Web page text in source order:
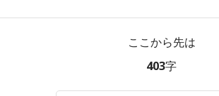
ここから先は
403字